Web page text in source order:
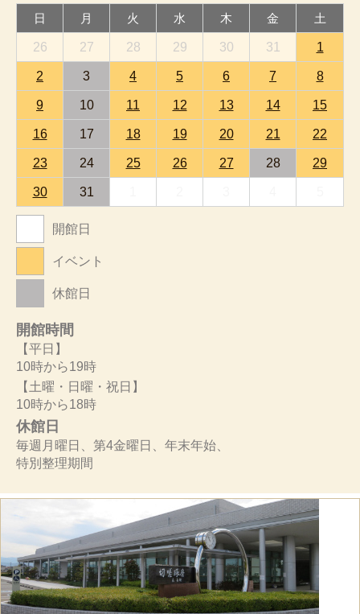
日 月 火 水 木 金 土
26 27 28 29 30 31 1
2 3 4 5 6 7 8
9 10 11 12 13 14 15
16 17 18 19 20 21 22
23 24 25 26 27 28 29
30 31
開館日
イベント
休館日
開館時間
【平日】
10時から19時
【土曜・日曜・祝日】
10時から18時
休館日
毎週月曜日、第4金曜日、年末年始、
特別整理期間